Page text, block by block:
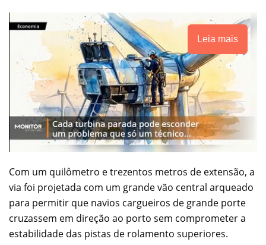
Leia mais
Com um quilômetro e trezentos metros de extensão, a
via foi projetada com um grande vão central arqueado
para permitir que navios cargueiros de grande porte
cruzassem em direção ao porto sem comprometer a
estabilidade das pistas de rolamento superiores.